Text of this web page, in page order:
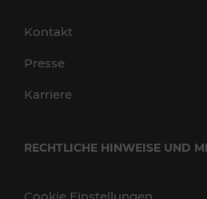
Kontakt
Presse
Karriere
RECHTLICHE HINWEISE UND